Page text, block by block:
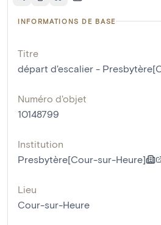
INFORMATIONS DE BASE
Titre
départ d'escalier -
Numéro d'objet
10148799
Institution
Presbytère[Cour-sur-Heure]
Lieu
Cour-sur-Heure